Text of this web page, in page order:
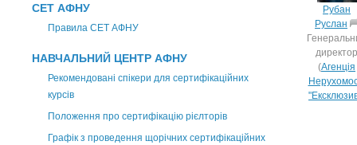
СЕТ АФНУ
Правила СЕТ АФНУ
НАВЧАЛЬНИЙ ЦЕНТР АФНУ
Рекомендовані спікери для сертифікаційних
курсів
Положення про сертифікацію рієлторів
Графік з проведення щорічних сертифікаційних
Рубан
Руслан
директор
(Агенція